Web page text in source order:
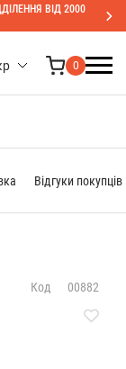
ВІД 2000
0
Код 00882
Відгуки покупців